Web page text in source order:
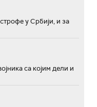
у Србији, и за
са којим дели и